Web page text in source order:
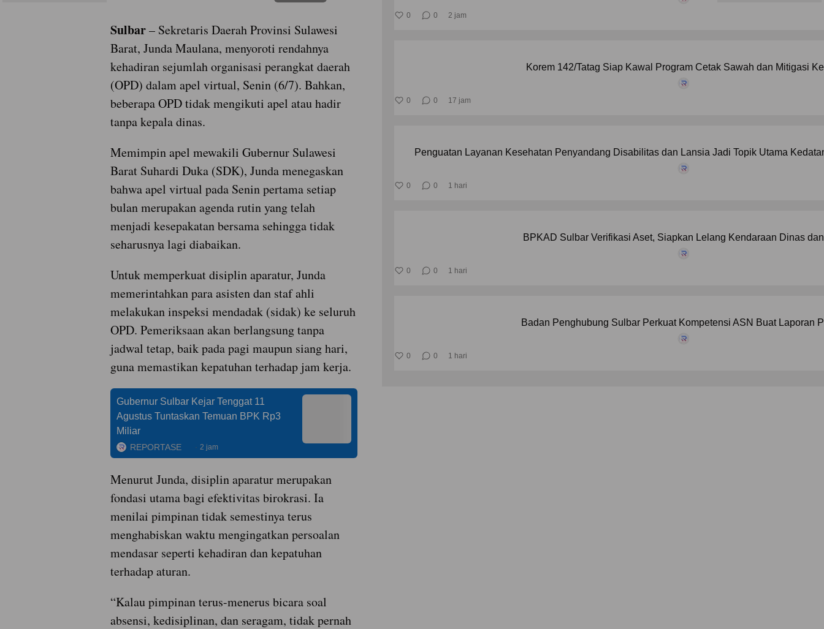
Sulbar– Sekretaris Daerah Provinsi Sulawesi
Barat, Junda Maulana, menyoroti rendahnya
kehadiran sejumlah organisasi perangkat daerah
(OPD) dalam apel virtual, Senin (6/7). Bahkan,
beberapa OPD tidak mengikuti apel atau hadir
tanpa kepala dinas.
Memimpin apel mewakili Gubernur Sulawesi
Barat Suhardi Duka (SDK), Junda menegaskan
bahwa apel virtual pada Senin pertama setiap
bulan merupakan agenda rutin yang telah
menjadi kesepakatan bersama sehingga tidak
seharusnya lagi diabaikan.
Untuk memperkuat disiplin aparatur, Junda
memerintahkan para asisten dan staf ahli
melakukan inspeksi mendadak (sidak) ke seluruh
OPD. Pemeriksaan akan berlangsung tanpa
jadwal tetap, baik pada pagi maupun siang hari,
guna memastikan kepatuhan terhadap jam kerja.
Gubernur Sulbar Kejar Tenggat 11
Agustus Tuntaskan Temuan BPK Rp3
Miliar
REPORTASE 2 jam
Menurut Junda, disiplin aparatur merupakan
fondasi utama bagi efektivitas birokrasi. Ia
menilai pimpinan tidak semestinya terus
menghabiskan waktu mengingatkan persoalan
mendasar seperti kehadiran dan kepatuhan
terhadap aturan.
“Kalau pimpinan terus-menerus bicara soal
absensi, kedisiplinan, dan seragam, tidak pernah
0 0 2 jam
Korem 142/Tatag Siap Kawal Program Cetak Sawah dan Mitigasi
0 0 17 jam
Penguatan Layanan Kesehatan Penyandang Disabilitas dan Lansia Jadi Topik Utama
0 0 1 hari
BPKAD Sulbar Verifikasi Aset, Siapkan Lelang Kendaraan Dinas
0 0 1 hari
Badan Penghubung Sulbar Perkuat Kompetensi ASN Buat Laporan
0 0 1 hari